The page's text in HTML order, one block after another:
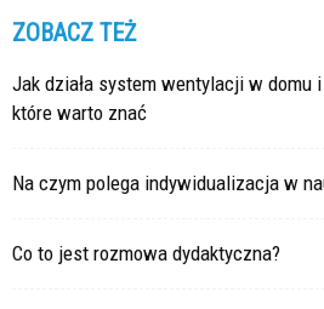
ZOBACZ TEŻ
Jak działa system wentylacji w domu
które warto znać
Na czym polega indywidualizacja w
Co to jest rozmowa dydaktyczna?